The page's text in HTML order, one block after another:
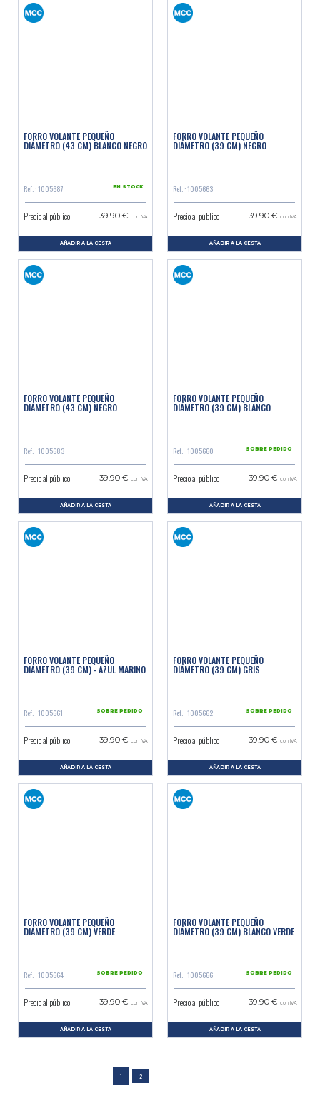
FORRO VOLANTE PEQUEÑO
DIÁMETRO (43 CM) BLANCO NEGRO
Ref. : 1005687 EN STOCK
Precio al público 39.90 € con IVA
AÑADIR A LA CESTA
FORRO VOLANTE PEQUEÑO
DIÁMETRO (39 CM) NEGRO
Ref. : 1005663
Precio al público 39.90 € con IVA
AÑADIR A LA CESTA
FORRO VOLANTE PEQUEÑO
DIÁMETRO (43 CM) NEGRO
Ref. : 1005683
Precio al público 39.90 € con IVA
AÑADIR A LA CESTA
FORRO VOLANTE PEQUEÑO
DIÁMETRO (39 CM) BLANCO
Ref. : 1005660 SOBRE PEDIDO
Precio al público 39.90 € con IVA
AÑADIR A LA CESTA
FORRO VOLANTE PEQUEÑO
DIÁMETRO (39 CM) - AZUL MARINO
Ref. : 1005661 SOBRE PEDIDO
Precio al público 39.90 € con IVA
AÑADIR A LA CESTA
FORRO VOLANTE PEQUEÑO
DIÁMETRO (39 CM) GRIS
Ref. : 1005662 SOBRE PEDIDO
Precio al público 39.90 € con IVA
AÑADIR A LA CESTA
FORRO VOLANTE PEQUEÑO
DIÁMETRO (39 CM) VERDE
Ref. : 1005664 SOBRE PEDIDO
Precio al público 39.90 € con IVA
AÑADIR A LA CESTA
FORRO VOLANTE PEQUEÑO
DIÁMETRO (39 CM) BLANCO VERDE
Ref. : 1005666 SOBRE PEDIDO
Precio al público 39.90 € con IVA
AÑADIR A LA CESTA
1 2